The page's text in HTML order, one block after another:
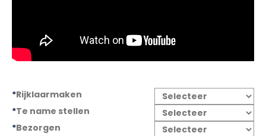
*Rijklaarmaken
*Te name stellen
*Bezorgen